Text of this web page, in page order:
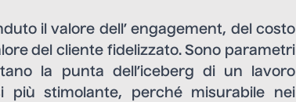
il valore dell’ engagement, del costo
del cliente fidelizzato. Sono parametri
la punta dell’iceberg di un lavoro
più stimolante, perché misurabile nei